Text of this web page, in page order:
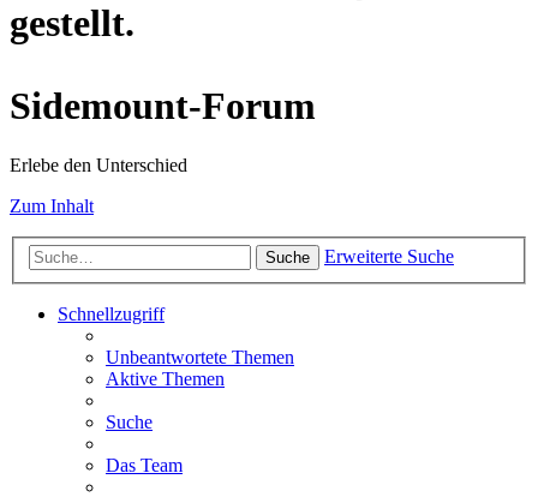
gestellt.
Sidemount-Forum
Erlebe den Unterschied
Zum Inhalt
Suche Erweiterte Suche
Schnellzugriff
Unbeantwortete Themen
Aktive Themen
Suche
Das Team